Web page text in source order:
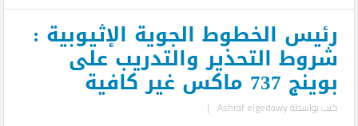
رئيس الخطوط الجوية الإثيوبية :
شروط التحذير والتدريب على
بوينج 737 ماكس غير كافية
كتب بواسطةAshraf elgedawy
|